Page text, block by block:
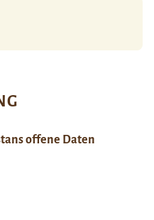
offene Daten